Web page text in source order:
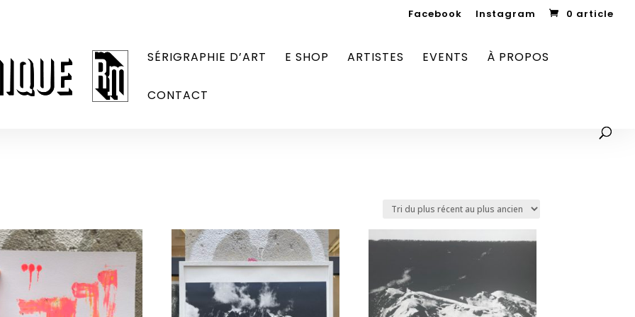
Facebook Instagram 0 article
SÉRIGRAPHIE D’ART E SHOP ARTISTES EVENTS À PROPOS
CONTACT